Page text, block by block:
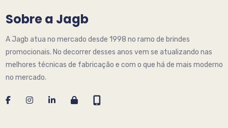
Sobre a Jagb
A Jagb atua no mercado desde 1998 no ramo de brindes
promocionais. No decorrer desses anos vem se atualizando nas
melhores técnicas de fabricação e com o que há de mais moderno
no mercado.